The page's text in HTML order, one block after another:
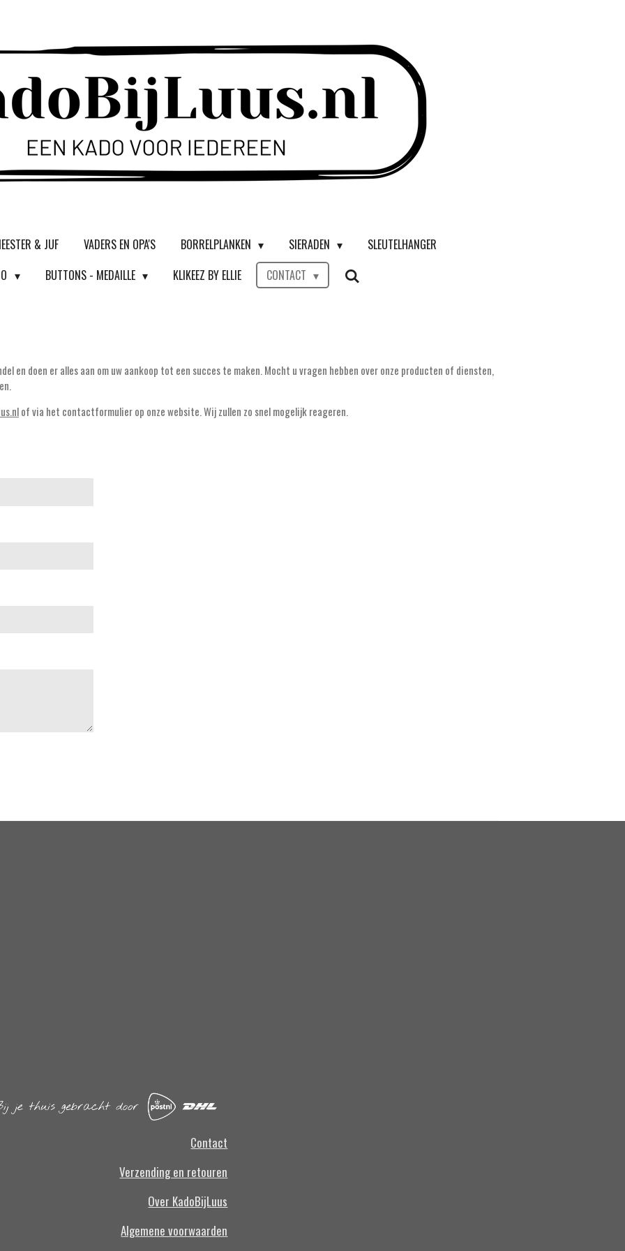
& JUF VADERS EN OPA'S BORRELPLANKEN SIERADEN
SLEUTELHANGER
BUTTONS - MEDAILLE KLIKEEZ BY ELLIE CONTACT
en doen er alles aan om uw aankoop tot een succes te maken. Mocht u vragen hebben over onze producten of diensten,
of via het contactformulier op onze website. Wij zullen zo snel mogelijk reageren.
Contact
Verzending en retouren
Over KadoBijLuus
Algemene voorwaarden